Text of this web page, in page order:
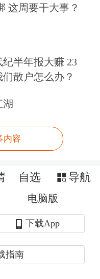
岗位需全面主
理，构建业务
全行信息科技
，而是银行业
析师王蓬博指
行的“可选赛
、大数据等技
。过去银行数
这周要干大事？
半年报大赚 23
散户怎么办？
湖
内容
自选 导航
电脑版
下载App
指南